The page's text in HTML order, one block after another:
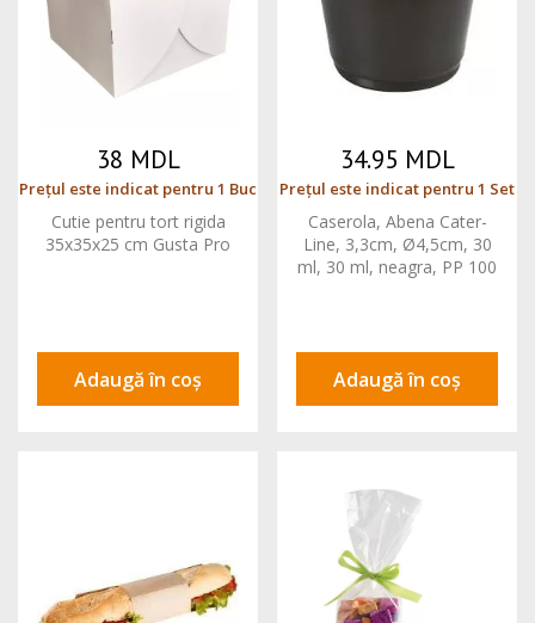
38 MDL
Prețul este indicat pentru 1 Buc
Cutie pentru tort rigida
35x35x25 cm Gusta Pro
Adaugă în coș
34.95 MDL
Prețul este indicat pentru 1 Set
Caserola, Abena Cater-
Line, 3,3cm, Ø4,5cm, 30
ml, 30 ml, neagra, PP 100
Adaugă în coș